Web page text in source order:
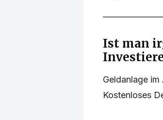
Ist man
Geldanlage
Kostenloses